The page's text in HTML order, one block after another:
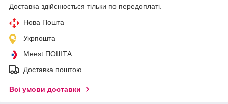
Доставка здійснюється тільки по передоплаті.
Нова Пошта
Укрпошта
Meest ПОШТА
Доставка поштою
Всі умови доставки